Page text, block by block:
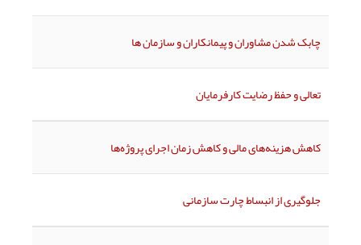
چابک شدن مشاوران و پیمانکاران و سازمان ها
تعالی و حفظ رضایت کارفرمایان
کاهش هزینه‌های مالی و کاهش زمان اجرای پروژه‌ها
جلوگیری از انبساط چارت سازمانی